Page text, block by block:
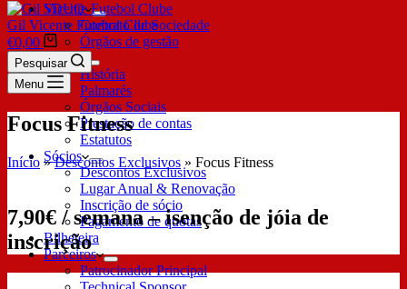
SDUQ
Contrato de Sociedade
Órgãos de gestão
Clube
História
Palmarés
Órgãos Sociais
Prestação de contas
Estatutos
Sócios
Descontos Exclusivos
Lugar Anual & Renovação
Inscrição de sócio
Pagamento de quotas
Bilheteira
Parceiros
Patrocinador Principal
Gil Vicente Futebol Clube
€0,00
Pesquisar
Menu
Focus Fitness
Início »Descontos Exclusivos » Focus Fitness
7,90€ / semana – isenção de jóia de
inscrição